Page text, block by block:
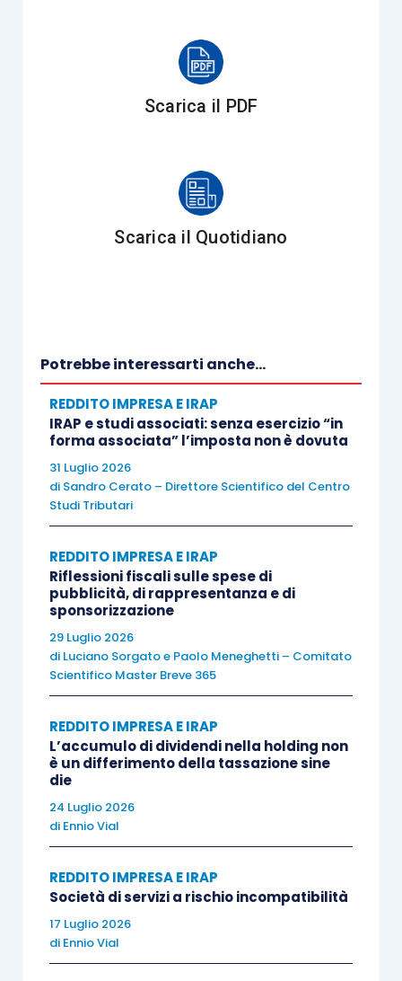
Le fattispecie rateizzabili sono le seguenti.
Possibilità di
di beni
strumentali
possesso del
imposta)
vendita
plusvalenze
derivanti da
immobilizzazioni
finanziarie,
diverse da
all’art. 87
iscrizione come
finanziarie negli
derivanti dalla
cessione
d’azienda
possesso
acquisiti da
Scarica il PDF
Scarica il Quotidiano
Potrebbe interessarti anche...
REDDITO IMPRESA E IRAP
IRAP e studi associati: senza esercizio “in
forma associata” l’imposta non è dovuta
31 Luglio 2026
di Sandro Cerato – Direttore Scientifico del Centro
Studi Tributari
REDDITO IMPRESA E IRAP
Riflessioni fiscali sulle spese di
pubblicità, di rappresentanza e di
sponsorizzazione
29 Luglio 2026
di Luciano Sorgatoe Paolo Meneghetti – Comitato
Scientifico Master Breve 365
REDDITO IMPRESA E IRAP
L’accumulo di dividendi nella holding non
è un differimento della tassazione sine
die
24 Luglio 2026
di Ennio Vial
REDDITO IMPRESA E IRAP
Società di servizi a rischio incompatibilità
17 Luglio 2026
di Ennio Vial